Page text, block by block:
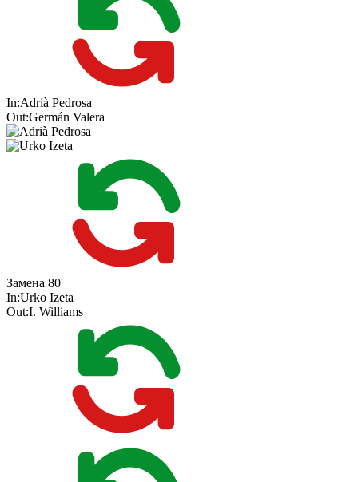
In:Adrià Pedrosa
Out:Germán Valera
Замена 80'
In:Urko Izeta
Out:I. Williams